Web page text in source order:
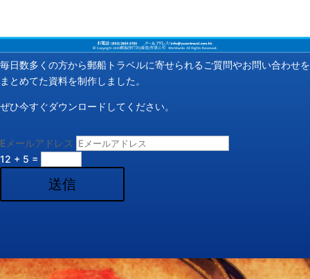
毎日数多くの方から郵船トラベルに寄せられるご質問やお問い合わせを
まとめてた資料を制作しました。
ぜひ今すぐダウンロードしてください。
Eメールアドレス
12 + 5 =
送信